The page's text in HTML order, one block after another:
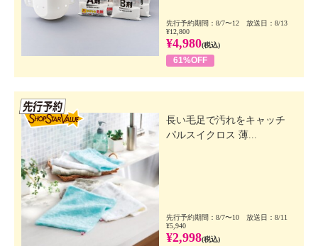
先行予約期間：8/7〜12 放送日：8/13
¥12,800
¥4,980(税込)
61%OFF
長い毛足で汚れをキャッチ
パルスイクロス 薄...
先行予約期間：8/7〜10 放送日：8/11
¥5,940
¥2,998(税込)